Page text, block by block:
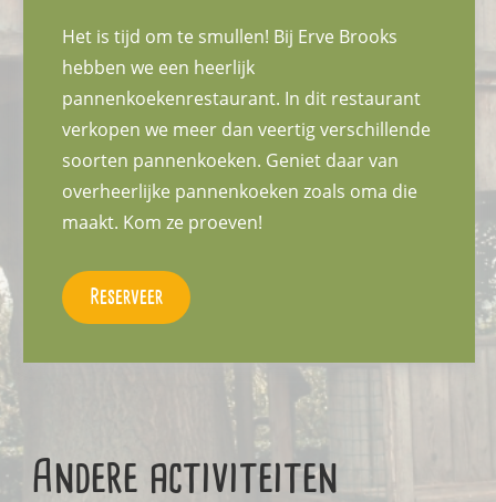
Het is tijd om te smullen! Bij Erve Brooks
hebben we een heerlijk
pannenkoekenrestaurant. In dit restaurant
verkopen we meer dan veertig verschillende
soorten pannenkoeken. Geniet daar van
overheerlijke pannenkoeken zoals oma die
maakt. Kom ze proeven!
Reserveer
Andere activiteiten